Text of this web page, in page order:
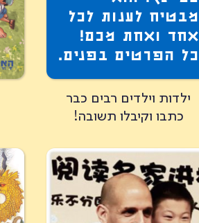
מבטיח לענות לכל
אחד ואחת מכם!
כל הפרטים בפנים.
ילדות וילדים רבים כבר
כתבו וקיבלו תשובה!